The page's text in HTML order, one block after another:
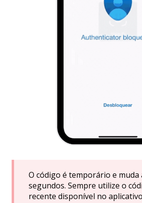
O código é temporário e muda
segundos. Sempre utilize o
recente disponível no